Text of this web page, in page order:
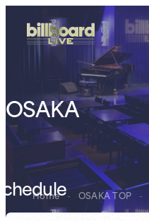
OSAKA
Home - OSAKA TOP -